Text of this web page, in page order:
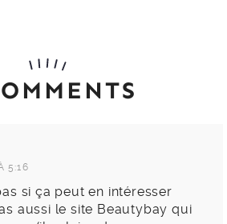
5:16
si ça peut en intéresser
aussi le site Beautybay qui